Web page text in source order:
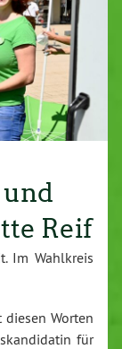
Reif
Im Wahlkreis
diesen Worten
für